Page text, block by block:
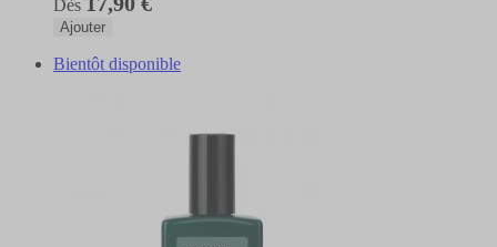
Dès
Ajouter
Bientôt disponible